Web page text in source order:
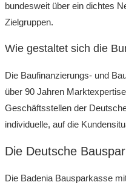
bundesweit über ein dichtes
Zielgruppen.
Wie gestaltet sich die
Die Baufinanzierungs- und
über 90 Jahren
Geschäftsstellen der
individuelle, auf die
Die Deutsche
Die Badenia Bausparkasse